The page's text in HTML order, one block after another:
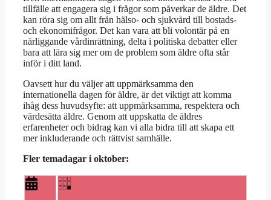
tillfälle att engagera sig i frågor som påverkar de äldre. Det
kan röra sig om allt från hälso- och sjukvård till bostads-
och ekonomifrågor. Det kan vara att bli volontär på en
närliggande vårdinrättning, delta i politiska debatter eller
bara att lära sig mer om de problem som äldre ofta står
inför i ditt land.
Oavsett hur du väljer att uppmärksamma den
internationella dagen för äldre, är det viktigt att komma
ihåg dess huvudsyfte: att uppmärksamma, respektera och
värdesätta äldre. Genom att uppskatta de äldres
erfarenheter och bidrag kan vi alla bidra till att skapa ett
mer inkluderande och rättvist samhälle.
Fler temadagar i oktober: